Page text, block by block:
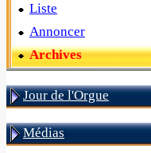
Liste
Annoncer
Archives
Jour de l'Orgue
Médias